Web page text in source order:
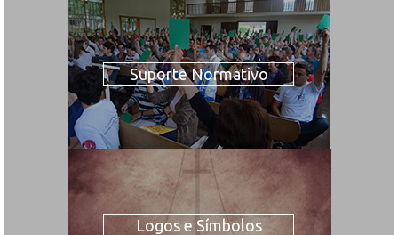
Suporte Normativo
Logos e Símbolos